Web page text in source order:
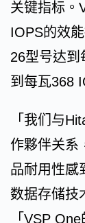
关键指标。
IOPS的效
26型号达到
到每瓦368
「我们与
作夥伴关系
品耐用性感
数据存储技
「VSP